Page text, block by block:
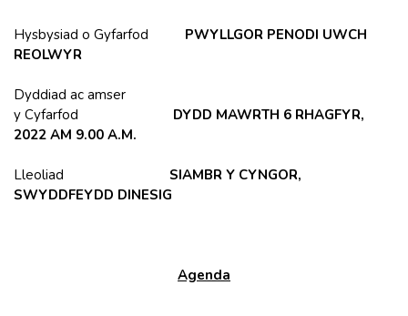
Hysbysiad o Gyfarfod
PWYLLGOR PENODI UWCH
REOLWYR
Dyddiad ac amser
y Cyfarfod DYDD MAWRTH 6 RHAGFYR,
2022 AM 9.00 A.M.
Lleoliad SIAMBR Y CYNGOR,
SWYDDFEYDD DINESIG
Agenda